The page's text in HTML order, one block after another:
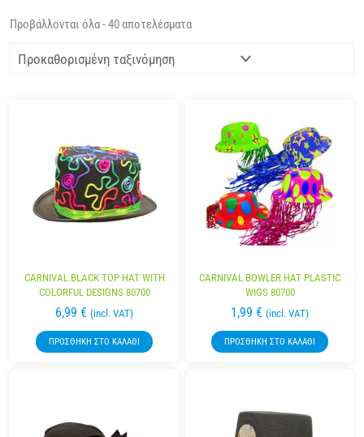
Προβάλλονται όλα - 40 αποτελέσματα
CARNIVAL BLACK TOP HAT WITH
COLORFUL DESIGNS 80700
6,99 € (incl. VAT)
ΠΡΟΣΘΉΚΗ ΣΤΟ ΚΑΛΆΘΙ
CARNIVAL BOWLER HAT PLASTIC
WIGS 80700
1,99 € (incl. VAT)
ΠΡΟΣΘΉΚΗ ΣΤΟ ΚΑΛΆΘΙ